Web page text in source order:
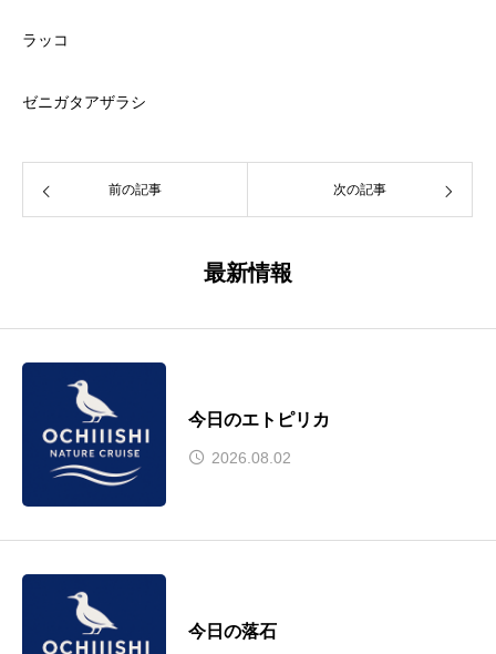
ラッコ
ゼニガタアザラシ
前の記事 次の記事
最新情報
今日のエトピリカ
2026.08.02
今日の落石